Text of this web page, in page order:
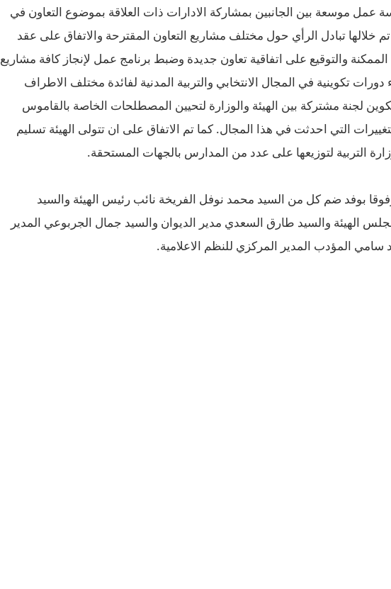
عمل موسعة بين الجانبين بمشاركة الادارات ذات العلاقة بموضوع التعاون في
تم خلالها تبادل الرأي حول مختلف مشاريع التعاون المقترحة والاتفاق على عقد
والتوقيع على اتفاقية تعاون جديدة وضبط برنامج عمل لإنجاز كافة مشاريع
دورات تكوينية في المجال الانتخابي والتربية المدنية لفائدة مختلف الاطراف
لجنة مشتركة بين الهيئة والوزارة لتحيين المصطلحات الخاصة بالقاموس
التي احدثت في هذا المجال. كما تم الاتفاق على ان تتولى الهيئة تسليم
التربية لتوزيعها على عدد من المدارس بالجهات المستحقة.
بوفد ضم كل من السيد محمد نوفل الفريخة نائب رئيس الهيئة والسيد
الهيئة والسيد طارق السعدي مدير الديوان والسيد جمال الجربوعي المدير
سامي المؤدب المدير المركزي للنظم الاعلامية.